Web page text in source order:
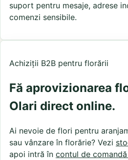
suport pentru mesaje, adrese
comenzi sensibile.
Achiziții B2B pentru florării
Fă aprovizionarea
Olari direct online.
Ai nevoie de flori pentru
sau vânzare în florărie? Vezi
apoi intră în contul de comandă